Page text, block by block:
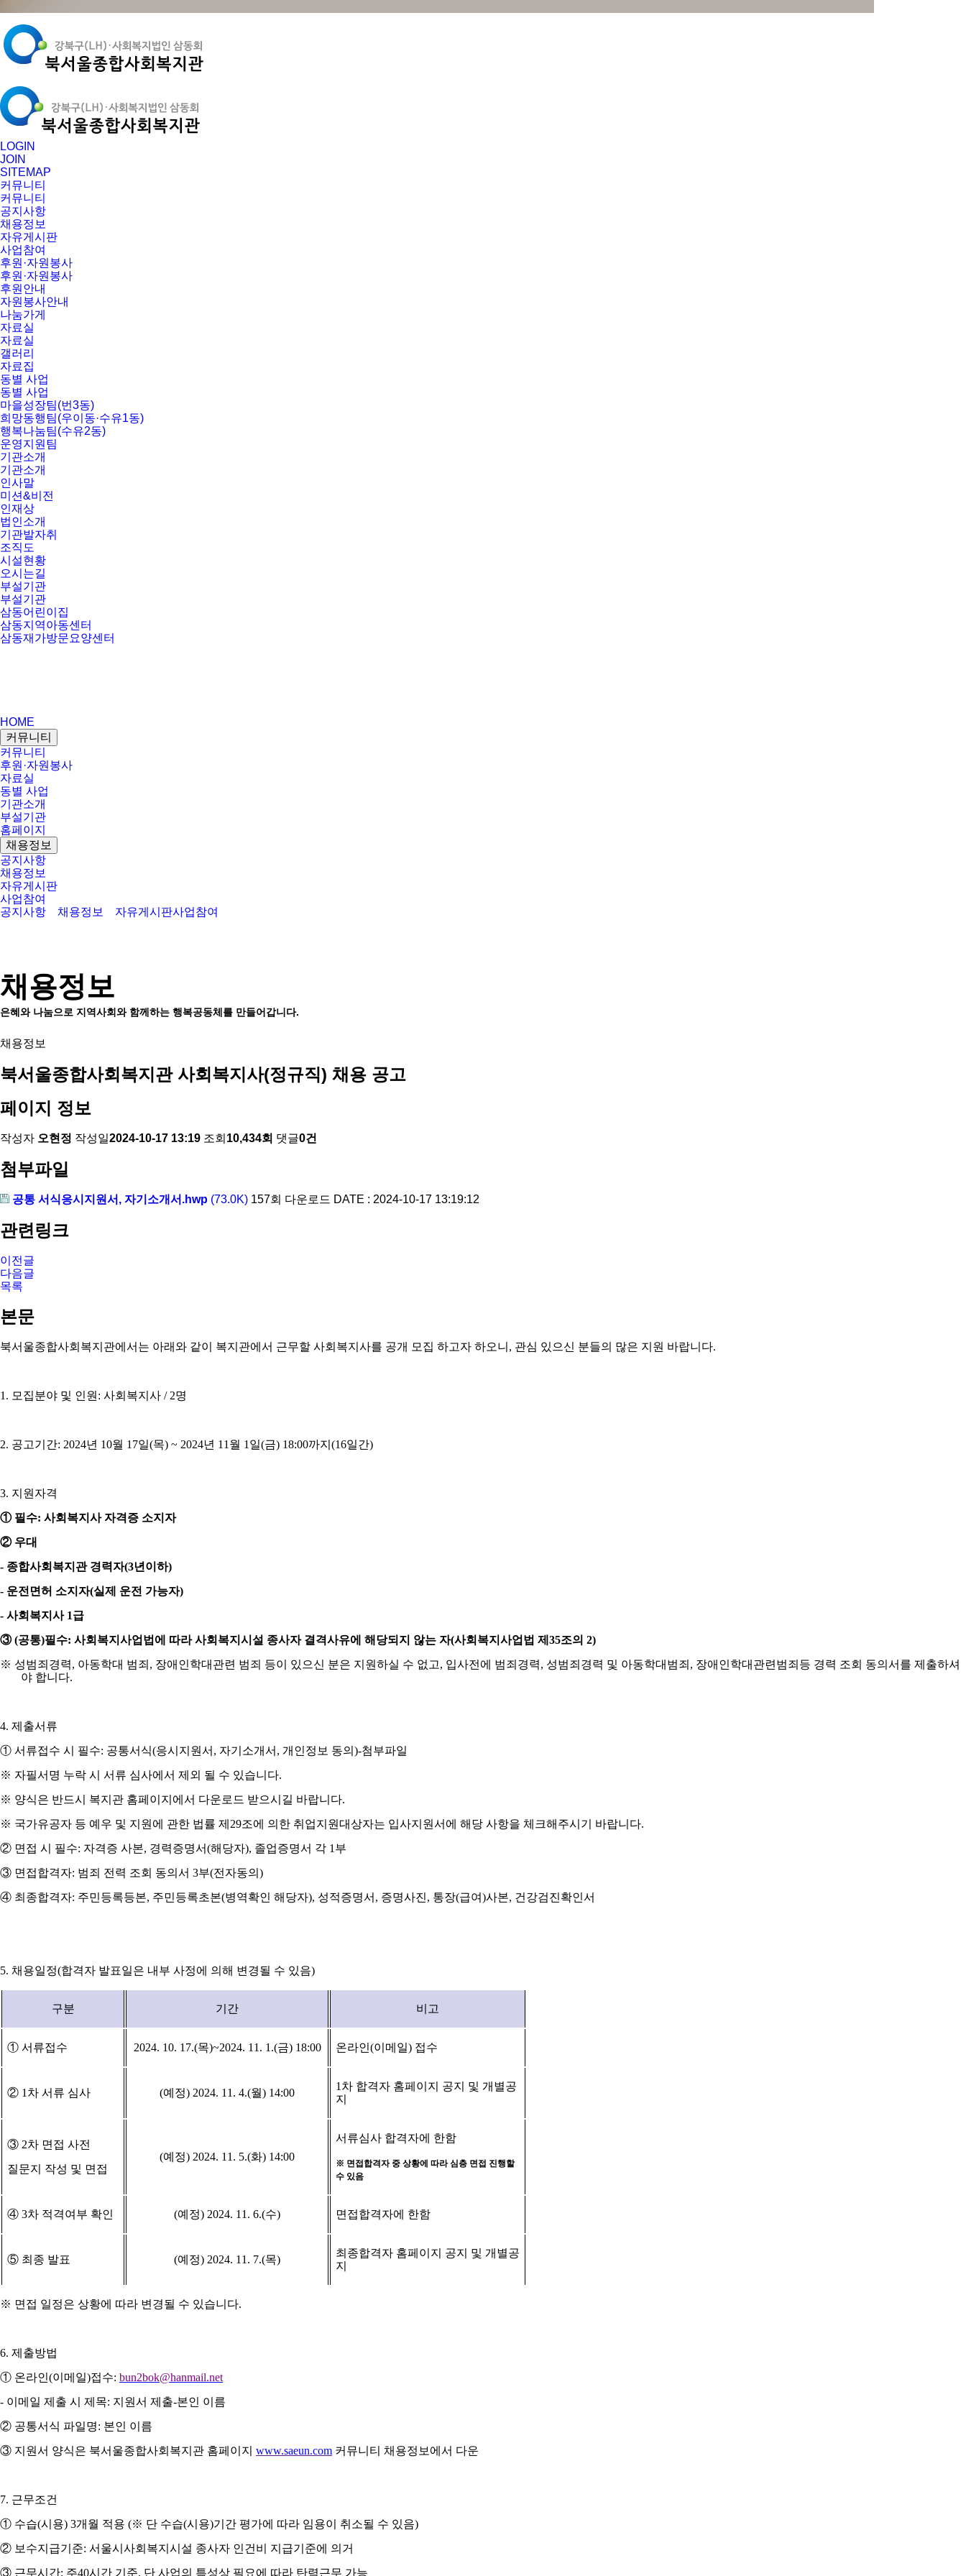
LOGIN
JOIN
SITEMAP
커뮤니티
커뮤니티
공지사항
채용정보
자유게시판
사업참여
후원·자원봉사
후원·자원봉사
후원안내
자원봉사안내
나눔가게
자료실
자료실
갤러리
자료집
동별 사업
동별 사업
마을성장팀(번3동)
희망동행팀(우이동·수유1동)
행복나눔팀(수유2동)
운영지원팀
기관소개
기관소개
인사말
미션&비전
인재상
법인소개
기관발자취
조직도
시설현황
오시는길
부설기관
부설기관
삼동어린이집
삼동지역아동센터
삼동재가방문요양센터
HOME
커뮤니티
커뮤니티
후원·자원봉사
자료실
동별 사업
기관소개
부설기관
홈페이지
채용정보
공지사항
채용정보
자유게시판
사업참여
공지사항
채용정보 자유게시판사업참여
채용정보
은혜와 나눔으로 지역사회와 함께하는 행복공동체를 만들어갑니다.
채용정보
북서울종합사회복지관 사회복지사(정규직) 채용 공고
페이지 정보
작성자 오현정 작성일2024-10-17 13:19 조회 10,434회 댓글0건
첨부파일
공통 서식응시지원서, 자기소개서.hwp (73.0K) 157회 다운로드 DATE : 2024-10-17 13:19:12
관련링크
이전글
다음글
목록
본문
북서울종합사회복지관에서는 아래와 같이 복지관에서 근무할 사회복지사를 공개 모집 하고자 하오니 , 관심 있으신 분들의 많은 지원 바랍니다.
1. 모집분야 및 인원 : 사회복지사 / 2명
2. 공고기간: 2024년 10월 17일(목) ~ 2024년 11 월 1 일(금) 18:00까지 (16일간)
3. 지원자격
① 필수: 사회복지사 자격증 소지자
② 우대
- 종합사회복지관 경력자(3년이하)
- 운전면허 소지자(실제 운전 가능자)
- 사회복지사 1급
③(공통)필수: 사회복지사업법에 따라 사회복지시설 종사자 결격사유에 해당되지 않는 자(사회복지사업법 제 35조의 2)
※ 성범죄경력, 아동학대 범죄 , 장애인학대관련 범죄 등이 있으신 분은 지원하실 수 없고, 입사전에 범죄경력, 성범죄경력 및 아동학대범죄 , 장애인학대관련범죄등 경력 조회 동의서를 제출하셔
야 합니다.
4. 제출서류
① 서류접수 시 필수: 공통서식(응시지원서 , 자기소개서 , 개인정보 동의 )-첨부파일
※ 자필서명 누락 시 서류 심사에서 제외 될 수 있습니다.
※ 양식은 반드시 복지관 홈페이지에서 다운로드 받으시길 바랍니다.
※ 국가유공자 등 예우 및 지원에 관한 법률 제 29조에 의한 취업지원대상자는 입사지원서에 해당 사항을 체크해주시기 바랍니다.
② 면접 시 필수: 자격증 사본, 경력증명서(해당자), 졸업증명서 각 1 부
③ 면접합격자: 범죄 전력 조회 동의서 3부(전자동의 )
④ 최종합격자: 주민등록등본, 주민등록초본(병역확인 해당자), 성적증명서 , 증명사진, 통장(급여)사본, 건강검진확인서
5. 채용일정(합격자 발표일은 내부 사정에 의해 변경될 수 있음)
구분 기간 비고
① 서류접수 2024. 10. 17.(목)~2024. 11. 1.(금) 18:00 온라인(이메일) 접수
② 1 차 서류 심사 (예정) 2024. 11. 4.(월) 14:00
1 차 합격자 홈페이지 공지 및 개별공
지
③ 2차 면접 사전
질문지 작성 및 면접
(예정) 2024. 11. 5.(화) 14:00
서류심사 합격자에 한함
※ 면접합격자 중 상황에 따라 심층 면접 진행할
수 있음
④ 3차 적격여부 확인 (예정) 2024. 11. 6.(수) 면접합격자에 한함
⑤ 최종 발표 (예정) 2024. 11. 7.(목)
최종합격자 홈페이지 공지 및 개별공
지
※ 면접 일정은 상황에 따라 변경될 수 있습니다.
6. 제출방법
① 온라인(이메일)접수: bun2bok@hanmail.net
- 이메일 제출 시 제목: 지원서 제출-본인 이름
② 공통서식 파일명: 본인 이름
③ 지원서 양식은 북서울종합사회복지관 홈페이지 www.saeun.com 커뮤니티 채용정보에서 다운
7. 근무조건
① 수습(시용) 3개월 적용 (※ 단 수습(시용)기간 평가에 따라 임용이 취소될 수 있음)
② 보수지급기준: 서울시사회복지시설 종사자 인건비 지급기준에 의거
③ 근무시간: 주40시간 기준. 단 사업의 특성상 필요에 따라 탄력근무 가능